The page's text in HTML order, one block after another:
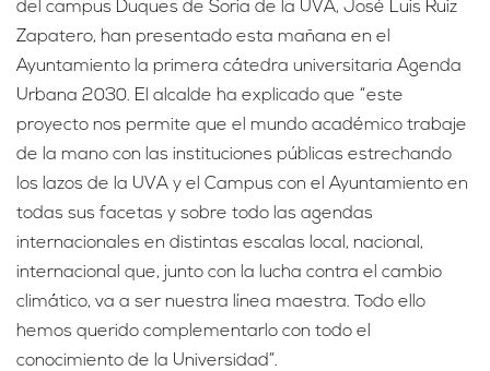
del campus Duques de Soria de la UVA, José Luis Ruiz
Zapatero, han presentado esta mañana en el
Ayuntamiento la primera cátedra universitaria Agenda
Urbana 2030. El alcalde ha explicado que “este
proyecto nos permite que el mundo académico trabaje
de la mano con las instituciones públicas estrechando
los lazos de la UVA y el Campus con el Ayuntamiento en
todas sus facetas y sobre todo las agendas
internacionales en distintas escalas local, nacional,
internacional que, junto con la lucha contra el cambio
climático, va a ser nuestra línea maestra. Todo ello
hemos querido complementarlo con todo el
conocimiento de la Universidad”.